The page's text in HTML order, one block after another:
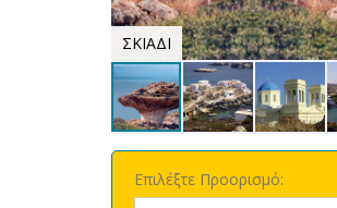
ΣΚΙΑΔΙ
Επιλέξτε Προορισμό: